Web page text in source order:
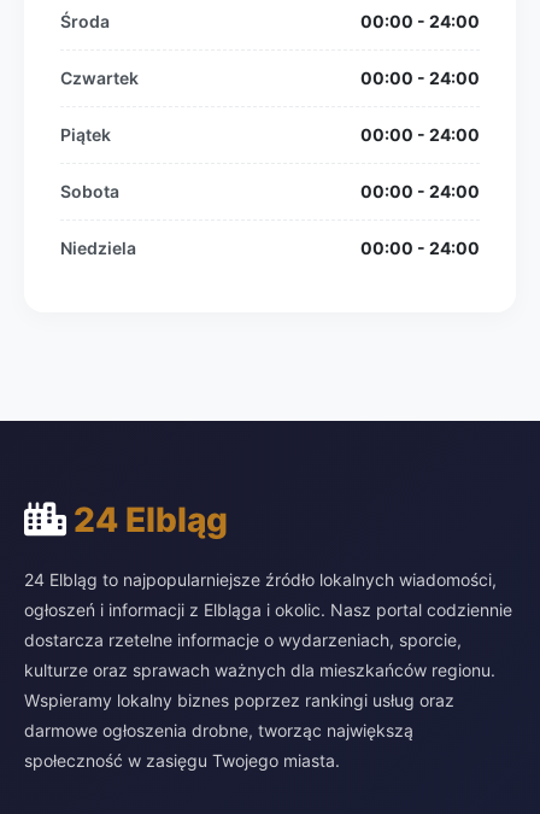
Środa 00:00 - 24:00
Czwartek 00:00 - 24:00
Piątek 00:00 - 24:00
Sobota 00:00 - 24:00
Niedziela 00:00 - 24:00
24 Elbląg
24 Elbląg to najpopularniejsze źródło lokalnych wiadomości,
ogłoszeń i informacji z Elbląga i okolic. Nasz portal codziennie
dostarcza rzetelne informacje o wydarzeniach, sporcie,
kulturze oraz sprawach ważnych dla mieszkańców regionu.
Wspieramy lokalny biznes poprzez rankingi usług oraz
darmowe ogłoszenia drobne, tworząc największą
społeczność w zasięgu Twojego miasta.